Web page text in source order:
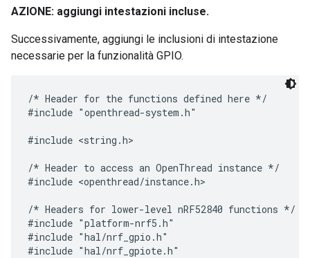
AZIONE: aggiungi intestazioni incluse.
Successivamente, aggiungi le inclusioni di intestazione
necessarie per la funzionalità GPIO.
/* Header for the functions defined here */
#include "openthread-system.h"
#include <string.h>
/* Header to access an OpenThread instance */
#include <openthread/instance.h>
/* Headers for lower-level nRF52840 functions */
#include "platform-nrf5.h"
#include "hal/nrf_gpio.h"
#include "hal/nrf_gpiote.h"